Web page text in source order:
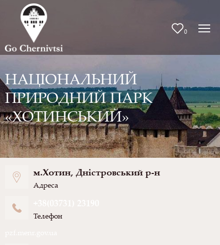
0
НАЦІОНАЛЬНИЙ
ПРИРОДНИЙ ПАРК
«ХОТИНСЬКИЙ»
Адреса
м.Хотин, Дністровський р-н
Телефон